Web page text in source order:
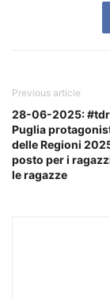
Previous article
28-06-2025:
Puglia
delle Regioni
posto per i
le ragazze